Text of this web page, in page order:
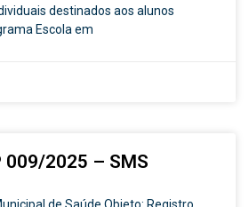
destinados aos alunos
Escola em
009/2025 – SMS